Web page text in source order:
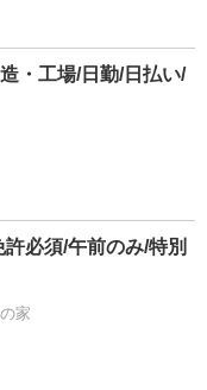
・工場/日勤/日払い/
必須/午前のみ/特別
家